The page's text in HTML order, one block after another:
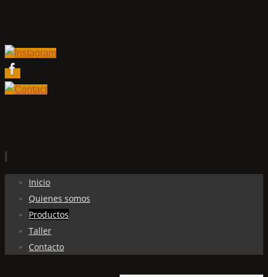
contenido
Inicio
Quienes somos
Productos
Taller
Contacto